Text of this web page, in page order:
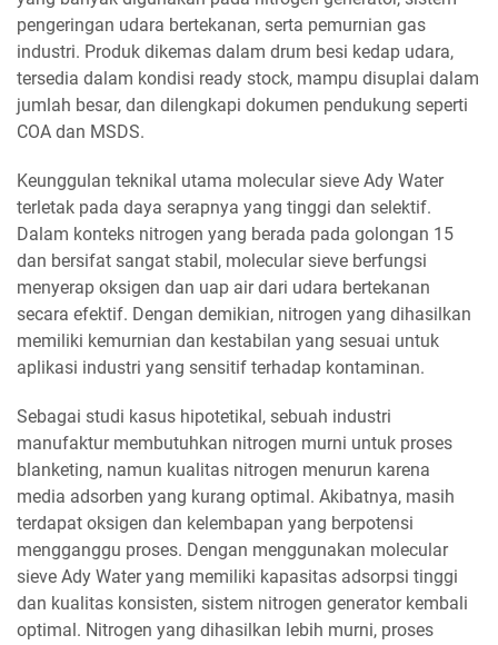
pengeringan udara bertekanan, serta pemurnian gas
industri. Produk dikemas dalam drum besi kedap udara,
tersedia dalam kondisi ready stock, mampu disuplai dalam
jumlah besar, dan dilengkapi dokumen pendukung seperti
COA dan MSDS.
Keunggulan teknikal utama molecular sieve Ady Water
terletak pada daya serapnya yang tinggi dan selektif.
Dalam konteks nitrogen yang berada pada golongan 15
dan bersifat sangat stabil, molecular sieve berfungsi
menyerap oksigen dan uap air dari udara bertekanan
secara efektif. Dengan demikian, nitrogen yang dihasilkan
memiliki kemurnian dan kestabilan yang sesuai untuk
aplikasi industri yang sensitif terhadap kontaminan.
Sebagai studi kasus hipotetikal, sebuah industri
manufaktur membutuhkan nitrogen murni untuk proses
blanketing, namun kualitas nitrogen menurun karena
media adsorben yang kurang optimal. Akibatnya, masih
terdapat oksigen dan kelembapan yang berpotensi
mengganggu proses. Dengan menggunakan molecular
sieve Ady Water yang memiliki kapasitas adsorpsi tinggi
dan kualitas konsisten, sistem nitrogen generator kembali
optimal. Nitrogen yang dihasilkan lebih murni, proses